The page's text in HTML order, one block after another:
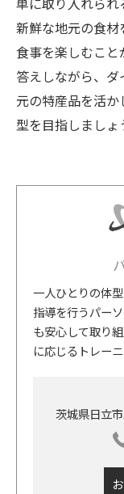
新鮮な地元の食
食事を楽しむこ
答えしながら、
元の特産品を活
型を目指しましょ
一人ひとりの体
指導を行うパー
も安心して取り
に応じるトレー
茨城県日立